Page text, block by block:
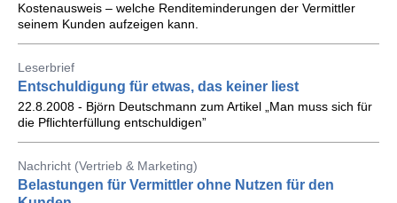
Kostenausweis – welche Renditeminderungen der Vermittler
seinem Kunden aufzeigen kann.
Leserbrief
Entschuldigung für etwas, das keiner liest
22.8.2008 - Björn Deutschmann zum Artikel „Man muss sich für
die Pflichterfüllung entschuldigen”
Nachricht (Vertrieb & Marketing)
Belastungen für Vermittler ohne Nutzen für den